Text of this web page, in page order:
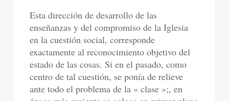
Esta dirección de desarrollo de las
enseñanzas y del compromiso de la Iglesia
en la cuestión social, corresponde
exactamente al reconocimiento objetivo del
estado de las cosas. Si en el pasado, como
centro de tal cuestión, se ponía de relieve
ante todo el problema de la « clase »;, en